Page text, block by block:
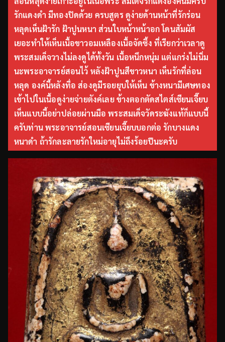
รักแดงดำ มีทองปิดด้วย ครบสูตร ดูง่ายด้านหน้าที่รักร่อน
หลุดเห็นฝ้ารัก ฝ้าปูนหนา ส่วนใบหน้าหน้าอก โดนสัมผัส
เยอะทำให้เห็นเนื้อขาวอมเหลืองเนื้อจัดซึ้ง ที่เรียกว่าเวลาดู
พระสมเด็จวางไม่ลงดูได้ทั้งวัน เนื้อหนึกหนุ่ม แต่แกร่งไม่นิ่ม
นะพระอาจารย์สอนไว้ หลังฝ้าปูนสีขาวหนา เห็นรักที่ล่อน
หลุด องค์นี้หลังทื่อ ส่องดูมีรอยยุบให้เห็น ข้างหนามีเศษทอง
เข้าไปในเนื้อดูง่ายจ่ายตังค์เลย ข้างตอกตัดสไตส์เซียนเจี๊ยบ
เห็นแบบนี้อย่าปล่อยผ่านมือ พระสมเด็จวัดระฆังแท้ก็แบบนี้
ครับท่าน พระอาจารย์สอนเซียนเจี๊ยบบอกต่อ รักบางแดง
หนาดำ ถ้ารักละลายรักใหม่อายุไม่ถึงร้อยปีนะครับ